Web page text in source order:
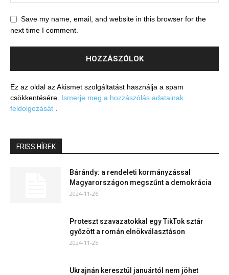
Save my name, email, and website in this browser for the
next time I comment.
Ez az oldal az Akismet szolgáltatást használja a spam
csökkentésére. Ismerje meg a hozzászólás adatainak
feldolgozását
FRISS HÍREK
Bárándy: a rendeleti kormányzással
Magyarországon megszűnt a demokrácia
2024-11-26
Proteszt szavazatokkal egy TikTok sztár
győzött a román elnökválasztáson
2024-11-25
Ukrajnán keresztül januártól nem jöhet